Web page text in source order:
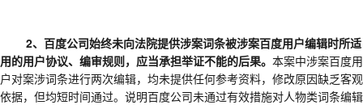
2、百度公司始终未向法院提供涉案词条被涉案百度用户编辑时所适
用的用户协议、编审规则，应当承担举证不能的后果。 本案中涉案百度用
户对案涉词条进行两次编辑，均未提供任何参考资料，修改原因缺乏客观
依据，但均短时间通过。说明百度公司未通过有效措施对人物类词条编辑